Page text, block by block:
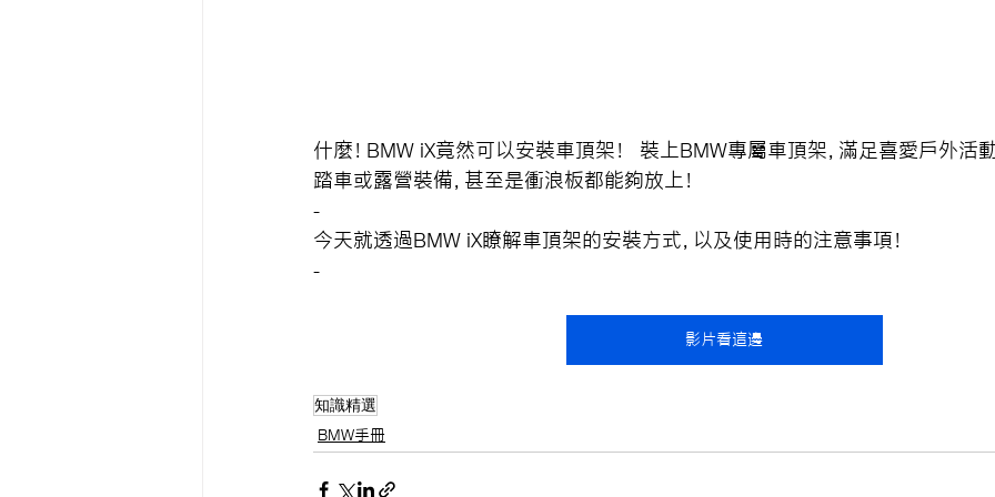
什麼！BMW iX竟然可以安裝車頂架！  裝上BMW專屬車頂架，滿足喜愛戶外活
踏車或露營裝備，甚至是衝浪板都能夠放上！
-
今天就透過BMW iX瞭解車頂架的安裝方式，以及使用時的注意事項！
-
影片看這邊
知識精選
BMW手冊